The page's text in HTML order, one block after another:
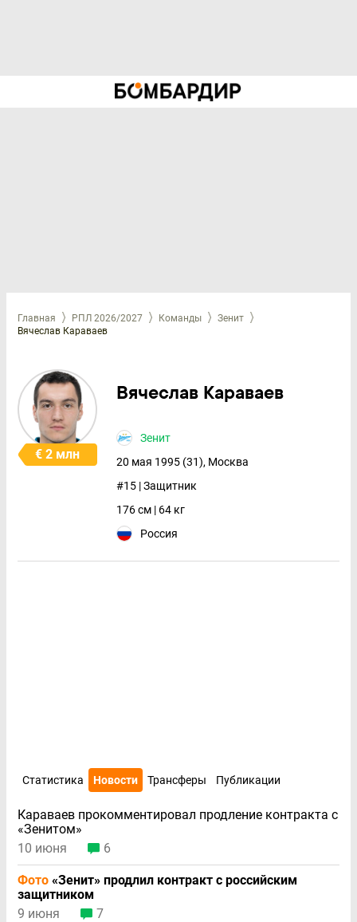
Главная РПЛ 2026/2027 Команды
Зенит
Вячеслав Караваев
€ 2 млн
Вячеслав Караваев
Зенит
20 мая 1995 (31), Москва
#15 | Защитник
176 см | 64 кг
Россия
Статистика Новости Трансферы Публикации
Караваев прокомментировал продление контракта с
«Зенитом»
10 июня
6
Фото «Зенит» продлил контракт с российским
защитником
9 июня
7